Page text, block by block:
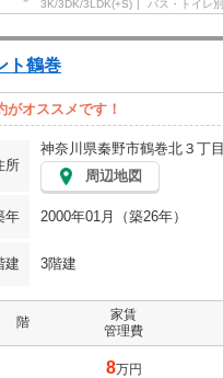
3K/3DK/3LDK(+S)
バス・トイレ別
ト鶴巻
オススメです！
所
神奈川県秦野市鶴巻北３丁目
周辺地図
年
2000年01月（築26年）
建 3階建
階
家賃
管理費
8万円